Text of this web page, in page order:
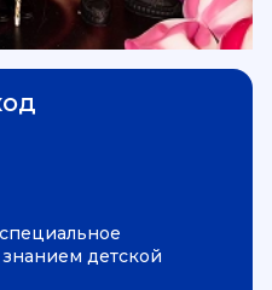
детской